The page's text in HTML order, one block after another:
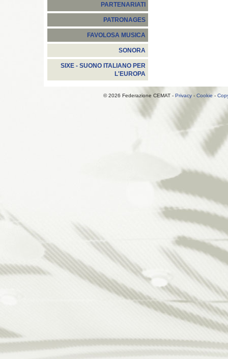
PARTENARIATI
PATRONAGES
FAVOLOSA MUSICA
SONORA
SIXE - SUONO ITALIANO PER
L'EUROPA
© 2026 Federazione CEMAT - Privacy - Cookie -